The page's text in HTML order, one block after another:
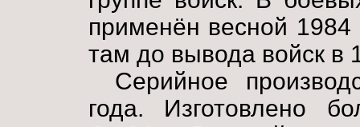
применён весной
там до вывода войск в
Серийное
года. Изготовлено